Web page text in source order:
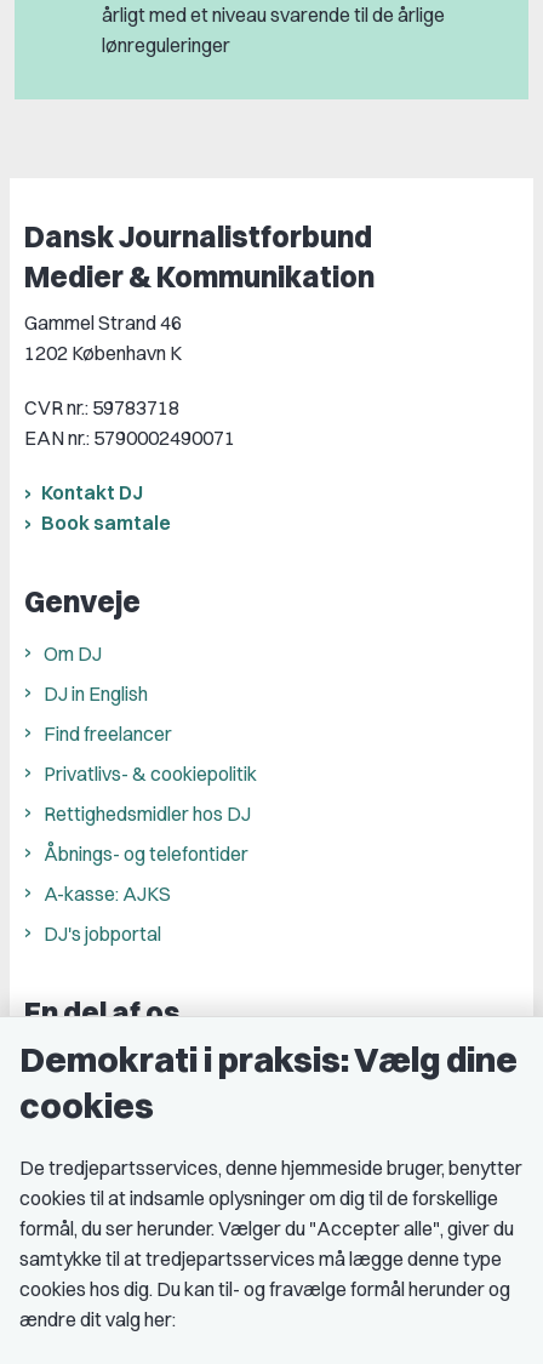
årligt med et niveau svarende til de årlige
lønreguleringer
Dansk Journalistforbund
Medier & Kommunikation
Gammel Strand 46
1202 København K
CVR nr.: 59783718
EAN nr.: 5790002490071
Kontakt DJ
Book samtale
Genveje
Om DJ
DJ in English
Find freelancer
Privatlivs- & cookiepolitik
Rettighedsmidler hos DJ
Åbnings- og telefontider
A-kasse: AJKS
DJ's jobportal
En del af os
Grupper og kredse
Studenterorganisationer
Medlemskab
Fordele som medlem
Kontingent
Demokrati i praksis: Vælg dine
cookies
De tredjepartsservices, denne hjemmeside bruger, benytter
cookies til at indsamle oplysninger om dig til de forskellige
formål, du ser herunder. Vælger du "Accepter alle", giver du
samtykke til at tredjepartsservices må lægge denne type
cookies hos dig. Du kan til- og fravælge formål herunder og
ændre dit valg her: